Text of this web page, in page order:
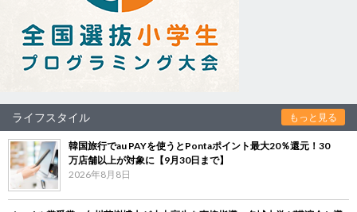
ライフスタイル もっと見る
韓国旅行でau PAYを使うとPontaポイント最大20％還元！30
万店舗以上が対象に【9月30日まで】
2026年8月8日